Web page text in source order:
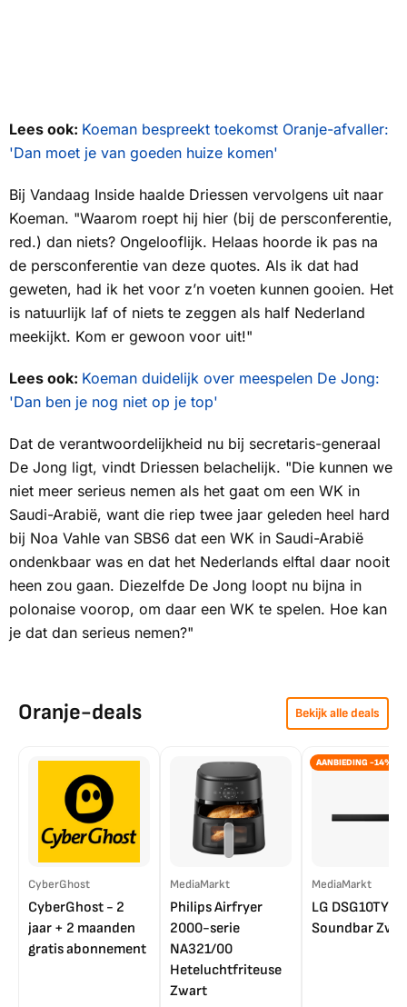
Lees ook: Koeman bespreekt toekomst Oranje-afvaller:
'Dan moet je van goeden huize komen'
Bij Vandaag Inside haalde Driessen vervolgens uit naar
Koeman. "Waarom roept hij hier (bij de persconferentie,
red.) dan niets? Ongelooflijk. Helaas hoorde ik pas na
de persconferentie van deze quotes. Als ik dat had
geweten, had ik het voor z’n voeten kunnen gooien. Het
is natuurlijk laf of niets te zeggen als half Nederland
meekijkt. Kom er gewoon voor uit!"
Lees ook: Koeman duidelijk over meespelen De Jong:
'Dan ben je nog niet op je top'
Dat de verantwoordelijkheid nu bij secretaris-generaal
De Jong ligt, vindt Driessen belachelijk. "Die kunnen we
niet meer serieus nemen als het gaat om een WK in
Saudi-Arabië, want die riep twee jaar geleden heel hard
bij Noa Vahle van SBS6 dat een WK in Saudi-Arabië
ondenkbaar was en dat het Nederlands elftal daar nooit
heen zou gaan. Diezelfde De Jong loopt nu bijna in
polonaise voorop, om daar een WK te spelen. Hoe kan
je dat dan serieus nemen?"
Oranje-deals Bekijk alle deals
CyberGhost
CyberGhost - 2
jaar + 2 maanden
gratis abonnement
MediaMarkt
Philips Airfryer
2000-serie
NA321/00
Heteluchtfriteuse
Zwart
AANBIEDING -14%
MediaMarkt
LG DSG10TY
Soundbar